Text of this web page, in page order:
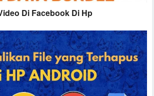
Di Facebook Di Hp